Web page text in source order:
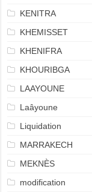
KENITRA
KHEMISSET
KHENIFRA
KHOURIBGA
LAAYOUNE
Laâyoune
Liquidation
MARRAKECH
MEKNÈS
modification